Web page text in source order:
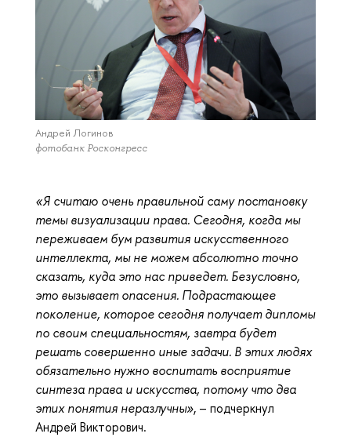
Андрей Логинов
фотобанк Росконгресс
«Я считаю очень правильной саму постановку
темы визуализации права. Сегодня, когда мы
переживаем бум развития искусственного
интеллекта, мы не можем абсолютно точно
сказать, куда это нас приведет. Безусловно,
это вызывает опасения. Подрастающее
поколение, которое сегодня получает дипломы
по своим специальностям, завтра будет
решать совершенно иные задачи. В этих людях
обязательно нужно воспитать восприятие
синтеза права и искусства, потому что два
этих понятия неразлучны», – подчеркнул
Андрей Викторович.